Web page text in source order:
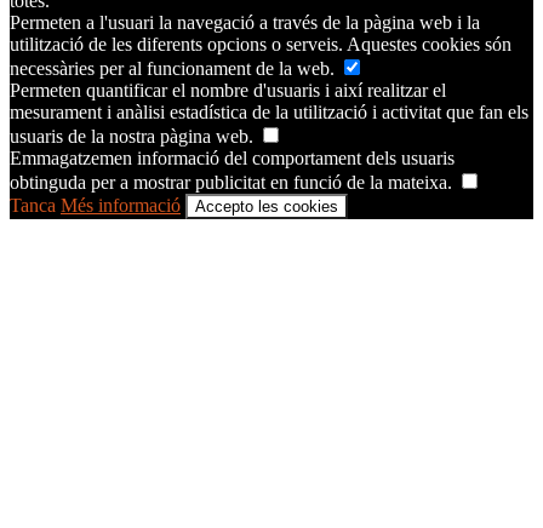
Permeten a l'usuari la navegació a través de la pàgina web i la
utilització de les diferents opcions o serveis. Aquestes cookies són
necessàries per al funcionament de la web.
Permeten quantificar el nombre d'usuaris i així realitzar el
mesurament i anàlisi estadística de la utilització i activitat que fan els
usuaris de la nostra pàgina web.
Emmagatzemen informació del comportament dels usuaris
obtinguda per a mostrar publicitat en funció de la mateixa.
Tanca Més informació Accepto les cookies